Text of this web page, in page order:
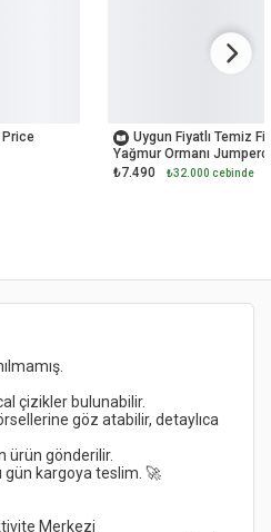
Price
Uygun Fiyatlı Temiz
Yağmur Ormanı
₺7.490
₺32.000 cebinde
göz atabilir, detaylıca